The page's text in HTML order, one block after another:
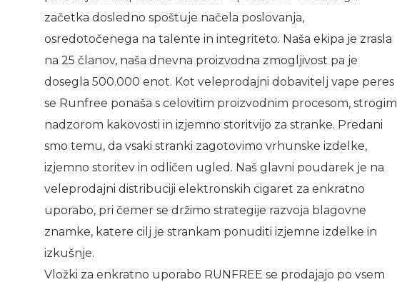
začetka dosledno spoštuje načela poslovanja,
osredotočenega na talente in integriteto. Naša ekipa je zrasla
na 25 članov, naša dnevna proizvodna zmogljivost pa je
dosegla 500.000 enot. Kot veleprodajni dobavitelj vape peres
se Runfree ponaša s celovitim proizvodnim procesom, strogim
nadzorom kakovosti in izjemno storitvijo za stranke. Predani
smo temu, da vsaki stranki zagotovimo vrhunske izdelke,
izjemno storitev in odličen ugled. Naš glavni poudarek je na
veleprodajni distribuciji elektronskih cigaret za enkratno
uporabo, pri čemer se držimo strategije razvoja blagovne
znamke, katere cilj je strankam ponuditi izjemne izdelke in
izkušnje.
Vložki za enkratno uporabo RUNFREE se prodajajo po vsem